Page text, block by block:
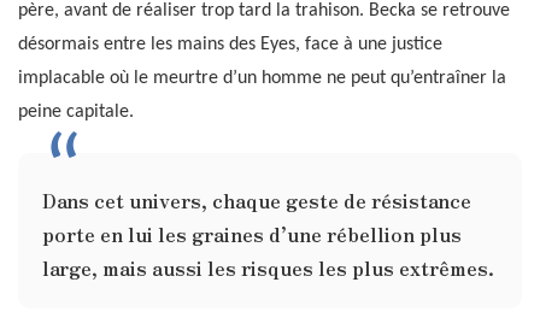
père, avant de réaliser trop tard la trahison. Becka se retrouve
désormais entre les mains des Eyes, face à une justice
implacable où le meurtre d’un homme ne peut qu’entraîner la
peine capitale.
Dans cet univers, chaque geste de résistance
porte en lui les graines d’une rébellion plus
large, mais aussi les risques les plus extrêmes.